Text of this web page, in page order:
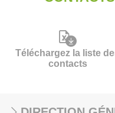
Téléchargez la liste
contacts